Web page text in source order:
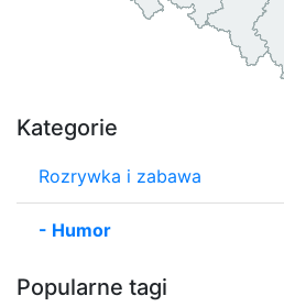
Kategorie
Rozrywka i zabawa
- Humor
Popularne tagi